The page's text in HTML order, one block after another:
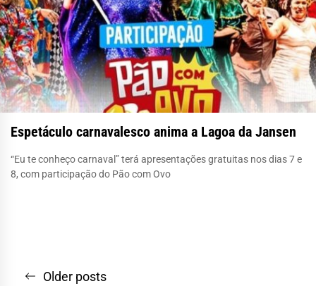
Espetáculo carnavalesco anima a Lagoa da Jansen
“Eu te conheço carnaval” terá apresentações gratuitas nos dias 7 e
8, com participação do Pão com Ovo
Navegação
Older posts